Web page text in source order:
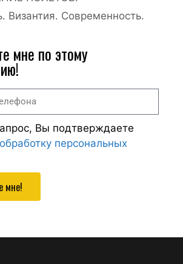
Византия. Современность.
мне по этому
Вы подтверждаете
персональных
мне!